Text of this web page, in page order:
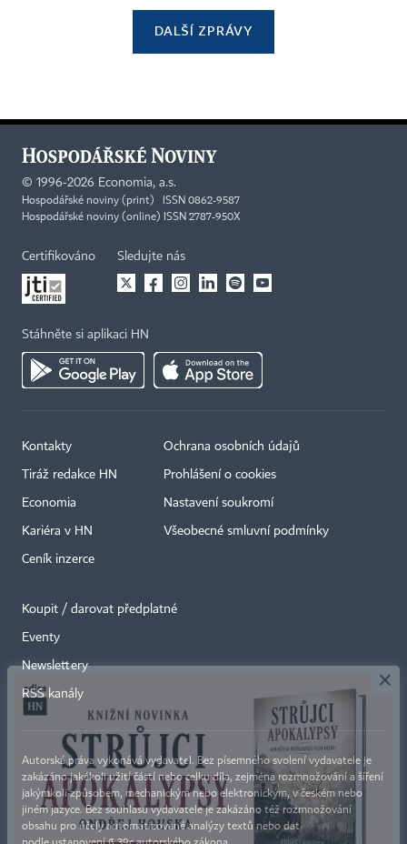
DALŠÍ ZPRÁVY
© 1996-2026 Economia, a.s.
Hospodářské noviny (print) ISSN 0862-9587
Hospodářské noviny (online) ISSN 2787-950X
Certifikováno Sledujte nás
Stáhněte si aplikaci HN
Kontakty
Tiráž redakce HN
Economia
Kariéra v HN
Ceník inzerce
Ochrana osobních údajů
Prohlášení o cookies
Nastavení soukromí
Všeobecné smluvní podmínky
Koupit / darovat předplatné
Eventy
Newslettery
RSS kanály
Autorská práva vykonává vydavatel. Bez písemného svolení vydavatele je
zakázáno jakékoli užití částí nebo celku díla, zejména rozmnožování a šíření
jakýmkoli způsobem, mechanickým nebo elektronickým, v českém nebo
jiném jazyce. Bez souhlasu vydavatele je zakázáno též rozmnožování
obsahu pro účely automatizované analýzy textů nebo dat